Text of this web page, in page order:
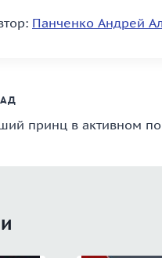
Панченко Андрей
принц в активном